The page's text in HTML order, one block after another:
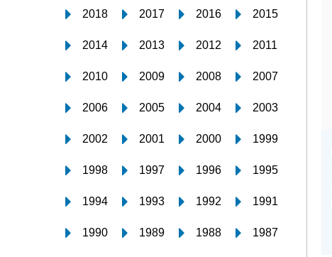
2018 2017 2016 2015
2014 2013 2012 2011
2010 2009 2008 2007
2006 2005 2004 2003
2002 2001 2000 1999
1998 1997 1996 1995
1994 1993 1992 1991
1990 1989 1988 1987